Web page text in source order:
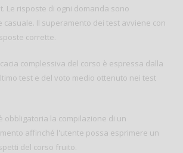
Le risposte di ogni domanda sono
Il superamento dei test avviene con
corrette.
complessiva del corso è espressa dalla
test e del voto medio ottenuto nei test
obbligatoria la compilazione di un
affinché l'utente possa esprimere un
del corso fruito.